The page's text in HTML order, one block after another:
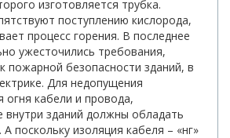
изготовляется трубка.
поступлению кислорода,
процесс горения. В последнее
ужесточились требования,
пожарной безопасности зданий, в
Для недопущения
огня кабели и провода,
внутри зданий должны обладать
А поскольку изоляция кабеля – «нг»